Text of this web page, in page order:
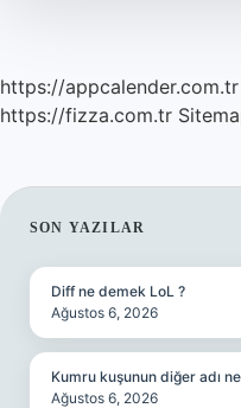
https://appcalender.com.tr
https://fizza.com.tr
SIDEBAR
SON YAZILAR
Diff ne demek LoL ?
Ağustos 6, 2026
Kumru kuşunun diğer adı
Ağustos 6, 2026